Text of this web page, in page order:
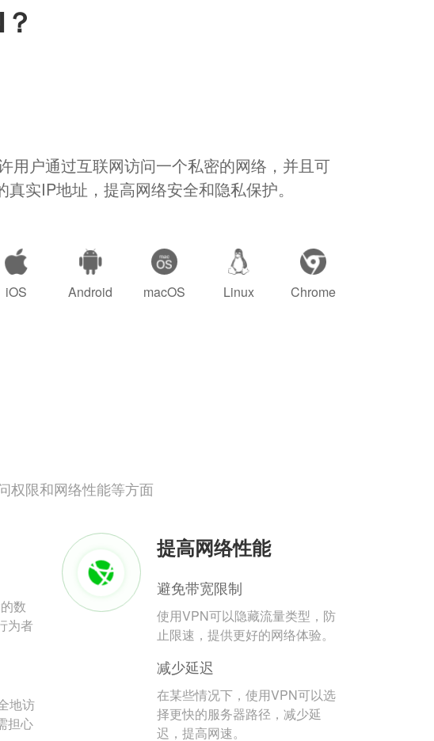
用户通过互联网访问一个私密的网络，并且可
真实IP地址，提高网络安全和隐私保护。
iOS Android macOS Linux Chrome
权限和网络性能等方面
数
为者
地访
担心
提高网络性能
避免带宽限制
使用VPN可以隐藏流量类型，防
止限速，提供更好的网络体验。
减少延迟
在某些情况下，使用VPN可以选
择更快的服务器路径，减少延
迟，提高网速。